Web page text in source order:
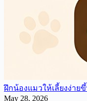
ฝึกน้องแมวให้เลี้ยงง่าย
May 28, 2026